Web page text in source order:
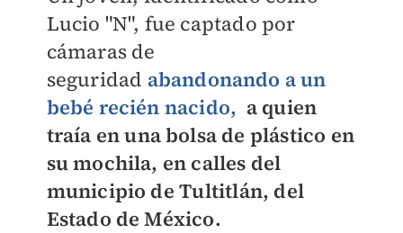
Lucio "N", fue captado por
cámaras de
seguridad abandonando a un
bebé recién nacido, a quien
traía en una bolsa de plástico en
su mochila, en calles del
municipio deTultitlán, del
Estado de México.